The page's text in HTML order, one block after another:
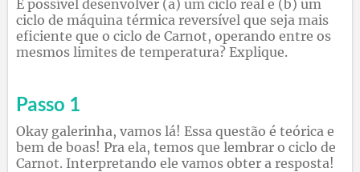
É possível desenvolver (a) um ciclo real e (b) um
ciclo de máquina térmica reversível que seja mais
eficiente que o ciclo de Carnot, operando entre os
mesmos limites de temperatura? Explique.
Passo 1
Okay galerinha, vamos lá! Essa questão é teórica e
bem de boas! Pra ela, temos que lembrar o ciclo de
Carnot. Interpretando ele vamos obter a resposta!